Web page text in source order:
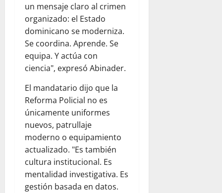
un mensaje claro al crimen
organizado: el Estado
dominicano se moderniza.
Se coordina. Aprende. Se
equipa. Y actúa con
ciencia", expresó Abinader.
El mandatario dijo que la
Reforma Policial no es
únicamente uniformes
nuevos, patrullaje
moderno o equipamiento
actualizado. "Es también
cultura institucional. Es
mentalidad investigativa. Es
gestión basada en datos.